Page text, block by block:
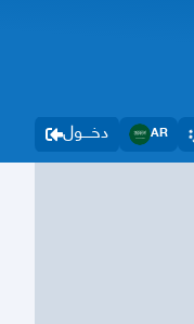
دخــــول AR